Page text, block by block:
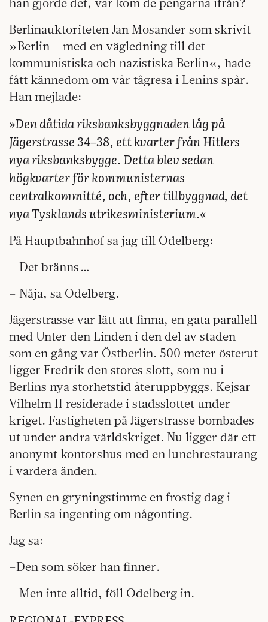
Berlinauktoriteten Jan Mosander som skrivit
»Berlin – med en vägledning till det
kommunistiska och nazistiska Berlin«, hade
fått kännedom om vår tågresa i Lenins spår.
Han mejlade:
»Den dåtida riksbanksbyggnaden låg på
Jägerstrasse 34–38, ett kvarter från Hitlers
nya riksbanksbygge. Detta blev sedan
högkvarter för kommunisternas
centralkommitté, och, efter tillbyggnad, det
nya Tysklands utrikesministerium.«
På Hauptbahnhof sa jag till Odelberg:
– Det bränns …
– Nåja, sa Odelberg.
Jägerstrasse var lätt att finna, en gata parallell
med Unter den Linden i den del av staden
som en gång var Östberlin. 500 meter österut
ligger Fredrik den stores slott, som nu i
Berlins nya storhetstid återuppbyggs. Kejsar
Vilhelm II residerade i stadsslottet under
kriget. Fastigheten på Jägerstrasse bombades
ut under andra världskriget. Nu ligger där ett
anonymt kontorshus med en lunchrestaurang
i vardera änden.
Synen en gryningstimme en frostig dag i
Berlin sa ingenting om någonting.
Jag sa:
–Den som söker han finner.
– Men inte alltid, föll Odelberg in.